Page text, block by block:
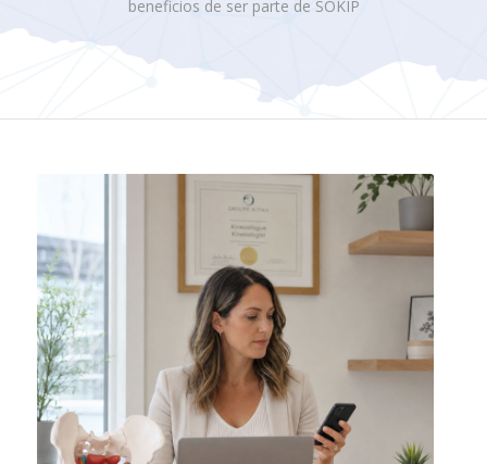
beneficios de ser parte de SOKIP